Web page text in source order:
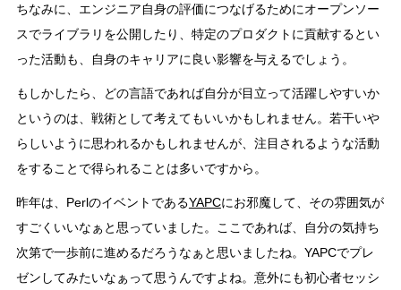
ちなみに、エンジニア自身の評価につなげるためにオープンソー
スでライブラリを公開したり、特定のプロダクトに貢献するとい
った活動も、自身のキャリアに良い影響を与えるでしょう。
もしかしたら、どの言語であれば自分が目立って活躍しやすいか
というのは、戦術として考えてもいいかもしれません。若干いや
らしいように思われるかもしれませんが、注目されるような活動
をすることで得られることは多いですから。
昨年は、PerlのイベントであるYAPCにお邪魔して、その雰囲気が
すごくいいなぁと思っていました。ここであれば、自分の気持ち
次第で一歩前に進めるだろうなぁと思いましたね。YAPCでプレ
ゼンしてみたいなぁって思うんですよね。意外にも初心者セッシ